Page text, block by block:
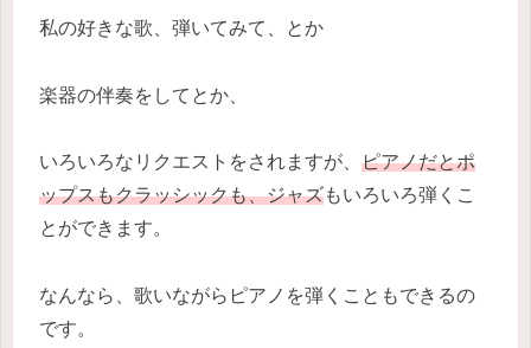
私の好きな歌、弾いてみて、とか
楽器の伴奏をしてとか、
いろいろなリクエストをされますが、 ピアノだとポ
ップスもクラッシックも、ジャズもいろいろ弾くこ
とができます。
なんなら、歌いながらピアノを弾くこともできるの
です。